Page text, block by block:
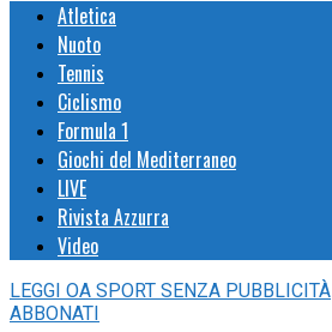
Atletica
Nuoto
Tennis
Ciclismo
Formula 1
Giochi del Mediterraneo
LIVE
Rivista Azzurra
Video
LEGGI OA SPORT SENZA PUBBLICITÀ
ABBONATI